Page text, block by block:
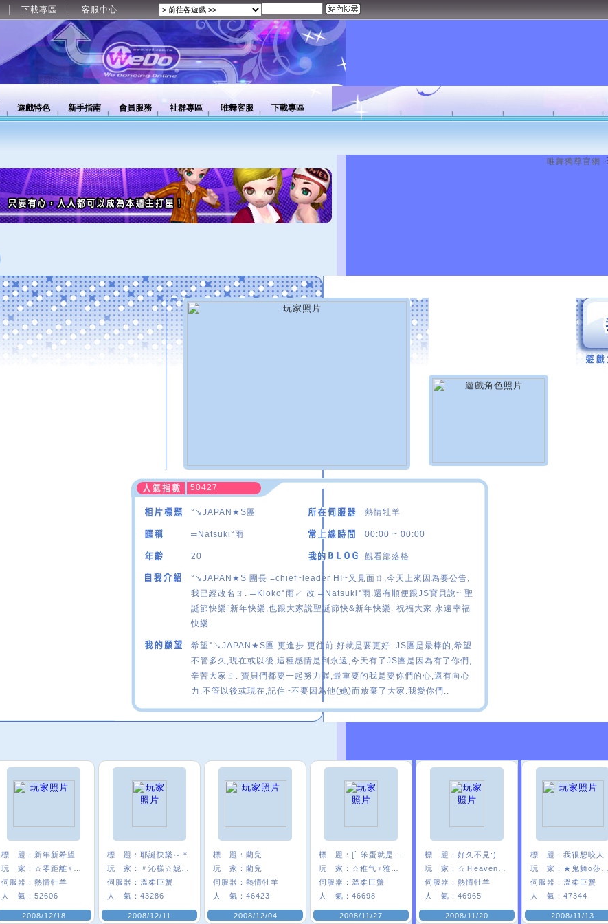
下載專區 客服中心
遊戲特色 新手指南 會員服務 社群專區 唯舞客服 下載專區
唯舞獨尊官網
50427
°↘JAPAN★S團 熱情牡羊
═Natsuki°雨 00:00 ~ 00:00
20 觀看部落格
°↘JAPAN★S 團長 =chief~leader HI~又見面ㄖ,今天上來因為要公告,
我已經改名ㄖ. ═Kioko°雨↙ 改 ═Natsuki°雨.還有順便跟JS寶貝說~ 聖
誕節快樂ˇ新年快樂,也跟大家說聖誕節快&新年快樂. 祝福大家 永遠幸福
快樂.
希望°↘JAPAN★S團 更進步 更往前,好就是要更好. JS團是最棒的,希望
不管多久,現在或以後,這種感情是到永遠,今天有了JS團是因為有了你們,
辛苦大家ㄖ. 寶貝們都要一起努力喔,最重要的我是要你們的心,還有向心
力,不管以後或現在,記住~不要因為他(她)而放棄了大家.我愛你們..
標 題： 新年新希望
玩 家：
伺服器： 熱情牡羊
人 氣： 52606
2008/12/18
標 題： 耶誕快樂～＊
玩 家：
伺服器： 溫柔巨蟹
人 氣： 43286
2008/12/11
標 題： 藺兒
玩 家： 藺兒
伺服器： 熱情牡羊
人 氣： 46423
2008/12/04
標 題：
玩 家：
伺服器： 溫柔巨蟹
人 氣： 46698
2008/11/27
標 題： 好久不見:)
玩 家：
伺服器： 熱情牡羊
人 氣： 46965
2008/11/20
標 題： 我很想咬人
玩 家：
伺服器： 溫柔巨蟹
人 氣： 47344
2008/11/13